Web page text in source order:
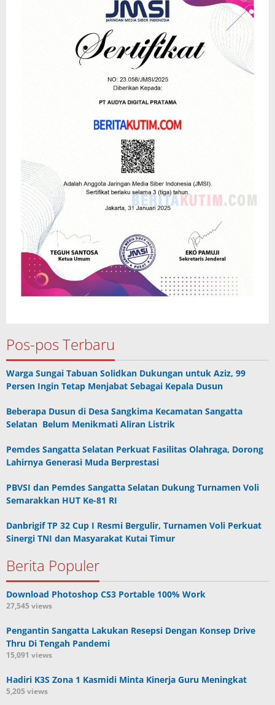
Pos-pos Terbaru
Warga Sungai Tabuan Solidkan Dukungan untuk Aziz, 99
Persen Ingin Tetap Menjabat Sebagai Kepala Dusun
Beberapa Dusun di Desa Sangkima Kecamatan Sangatta
Selatan Belum Menikmati Aliran Listrik
Pemdes Sangatta Selatan Perkuat Fasilitas Olahraga, Dorong
Lahirnya Generasi Muda Berprestasi
PBVSI dan Pemdes Sangatta Selatan Dukung Turnamen Voli
Semarakkan HUT Ke-81 RI
Danbrigif TP 32 Cup I Resmi Bergulir, Turnamen Voli Perkuat
Sinergi TNI dan Masyarakat Kutai Timur
Berita Populer
Download Photoshop CS3 Portable 100% Work
27,545 views
Pengantin Sangatta Lakukan Resepsi Dengan Konsep Drive
Thru Di Tengah Pandemi
15,091 views
Hadiri K3S Zona 1 Kasmidi Minta Kinerja Guru Meningkat
5,205 views